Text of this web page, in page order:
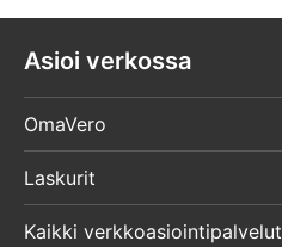
Asioi verkossa
OmaVero
Laskurit
Kaikki verkkoasiointipalvelut